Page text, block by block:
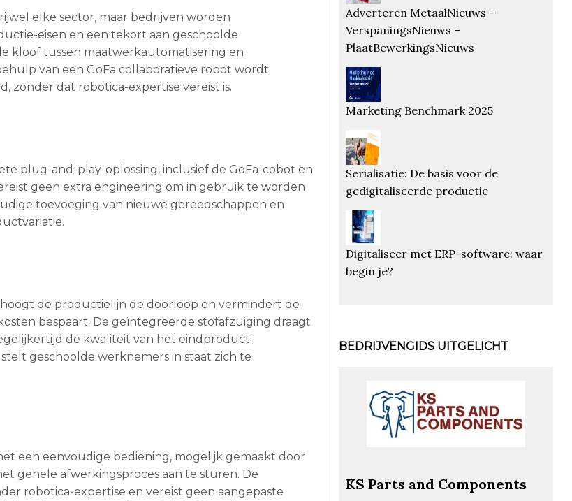
elke sector, maar bedrijven worden
eisen en een tekort aan geschoolde
kloof tussen maatwerkautomatisering en
van een GoFa collaboratieve robot wordt
zonder dat robotica-expertise vereist is.
plug-and-play-oplossing, inclusief de GoFa-cobot en
geen extra engineering om in gebruik te worden
toevoeging van nieuwe gereedschappen en
de productielijn de doorloop en vermindert de
bespaart. De geïntegreerde stofafzuiging draagt
de kwaliteit van het eindproduct.
geschoolde werknemers in staat zich te
een eenvoudige bediening, mogelijk gemaakt door
gehele afwerkingsproces aan te sturen. De
robotica-expertise en vereist geen aangepaste
Adverteren MetaalNieuws –
VerspaningsNieuws –
PlaatBewerkingsNieuws
Marketing Benchmark 2025
Serialisatie: De basis voor de
gedigitaliseerde productie
Digitaliseer met ERP-software: waar
begin je?
BEDRIJVENGIDS UITGELICHT
KS Parts and Components